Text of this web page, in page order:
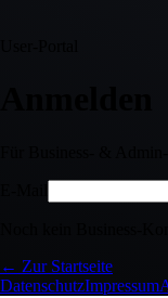
← Zur Startseite
DatenschutzImpressum